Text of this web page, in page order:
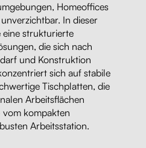
Homeoffices
In dieser
eine strukturierte
die sich nach
und Konstruktion
sich auf stabile
Tischplatten, die
Arbeitsflächen
kompakten
Arbeitsstation.